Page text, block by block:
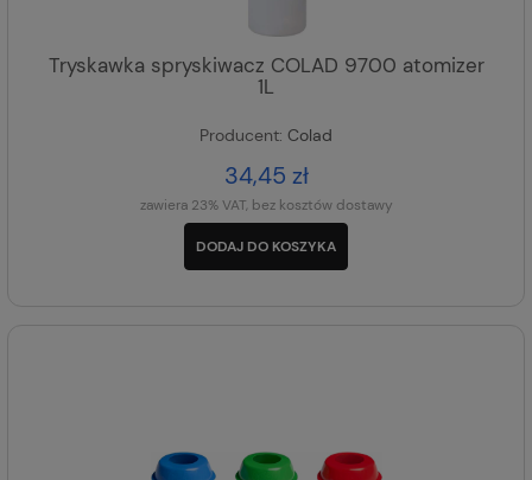
Tryskawka spryskiwacz COLAD 9700 atomizer
1L
Producent: Colad
34,45 zł
zawiera 23% VAT, bez kosztów dostawy
DODAJ DO KOSZYKA